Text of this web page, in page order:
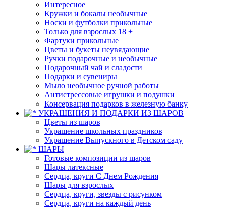
Интересное
Кружки и бокалы необычные
Носки и футболки прикольные
Только для взрослых 18 +
Фартуки прикольные
Цветы и букеты неувядающие
Ручки подарочные и необычные
Подарочный чай и сладости
Подарки и сувениры
Мыло необычное ручной работы
Антистрессовые игрушки и подушки
Консервация подарков в железную банку
УКРАШЕНИЯ И ПОДАРКИ ИЗ ШАРОВ
Цветы из шаров
Украшение школьных праздников
Украшение Выпускного в Детском саду
ШАРЫ
Готовые композиции из шаров
Шары латексные
Сердца, круги С Днем Рождения
Шары для взрослых
Сердца, круги, звезды с рисунком
Сердца, круги на каждый день